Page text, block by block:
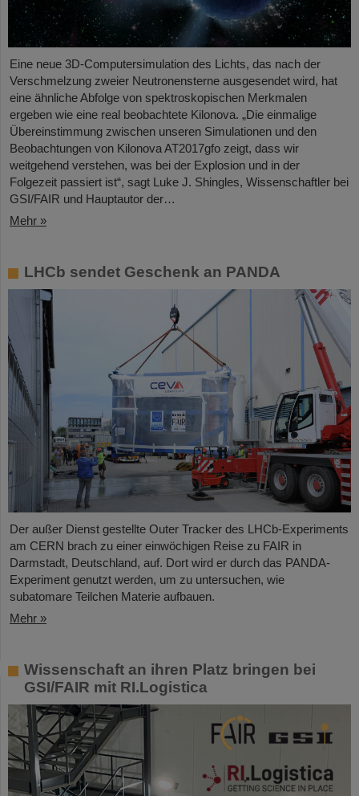
Eine neue 3D-Computersimulation des Lichts, das nach der
Verschmelzung zweier Neutronensterne ausgesendet wird, hat
eine ähnliche Abfolge von spektroskopischen Merkmalen
ergeben wie eine real beobachtete Kilonova. „Die einmalige
Übereinstimmung zwischen unseren Simulationen und den
Beobachtungen von Kilonova AT2017gfo zeigt, dass wir
weitgehend verstehen, was bei der Explosion und in der
Folgezeit passiert ist“, sagt Luke J. Shingles, Wissenschaftler bei
GSI/FAIR und Hauptautor der…
Mehr »
LHCb sendet Geschenk an PANDA
Der außer Dienst gestellte Outer Tracker des LHCb-Experiments
am CERN brach zu einer einwöchigen Reise zu FAIR in
Darmstadt, Deutschland, auf. Dort wird er durch das PANDA-
Experiment genutzt werden, um zu untersuchen, wie
subatomare Teilchen Materie aufbauen.
Mehr »
Wissenschaft an ihren Platz bringen bei
GSI/FAIR mit RI.Logistica